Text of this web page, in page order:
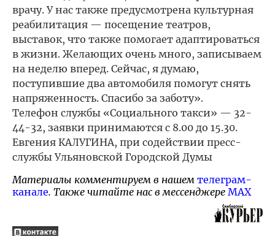
врачу. У нас также предусмотрена культурная
реабилитация — посещение театров,
выставок, что также помогает адаптироваться
в жизни. Желающих очень много, записываем
на неделю вперед. Сейчас, я думаю,
поступившие два автомобиля помогут снять
напряженность. Спасибо за заботу».
Телефон службы «Социального такси» — 32-
44-32, заявки принимаются с 8.00 до 15.30.
Евгения КАЛУГИНА, при содействии пресс-
службы Ульяновской Городской Думы
Материалы комментируем в нашем телеграм-
канале. Также читайте нас в мессенджере MAX